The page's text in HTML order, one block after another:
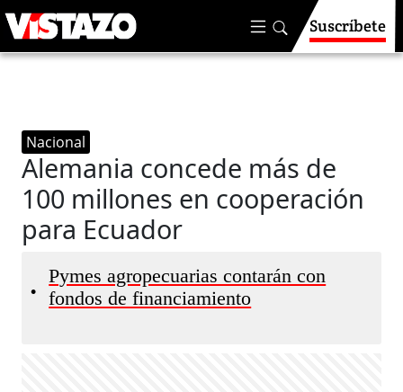
Suscríbete
Nacional
Alemania concede más de
100 millones en cooperación
para Ecuador
•
Pymes agropecuarias contarán con
fondos de financiamiento